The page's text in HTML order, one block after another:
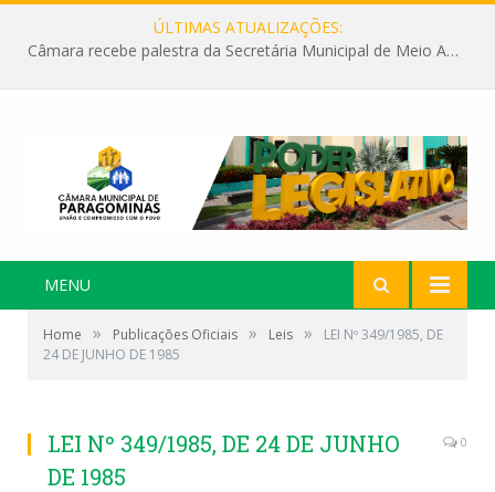
ÚLTIMAS ATUALIZAÇÕES:
Câmara recebe palestra da Secretária Municipal de Meio Ambiente sobre as ações da “SEMANA DO MEIO AMBIENTE”
MENU
Home » Publicações Oficiais » Leis »
LEI Nº 349/1985, DE
24 DE JUNHO DE 1985
LEI Nº 349/1985, DE 24 DE JUNHO
DE 1985
0